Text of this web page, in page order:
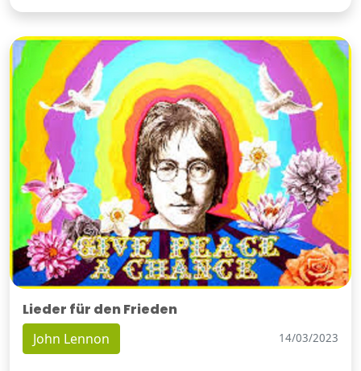
Lieder für den Frieden
John Lennon 14/03/2023